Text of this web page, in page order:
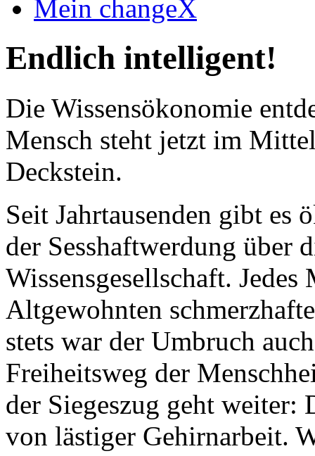
Mein changeX
Endlich intelligent!
Die Wissensökonomie
Mensch steht jetzt im
Deckstein.
Seit Jahrtausenden gibt es
der Sesshaftwerdung über
Wissensgesellschaft.
Altgewohnten
stets war der Umbruch
Freiheitsweg der
der Siegeszug geht weiter:
von lästiger Gehirnarbeit.